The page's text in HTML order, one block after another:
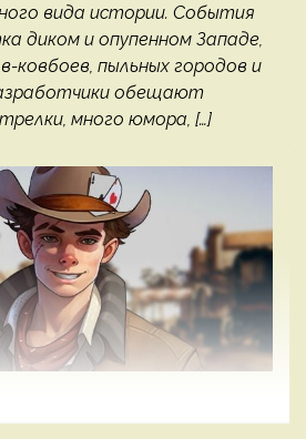
вида истории. События
диком и опупенном Западе,
ковбоев, пыльных городов и
обещают
много юмора, […]